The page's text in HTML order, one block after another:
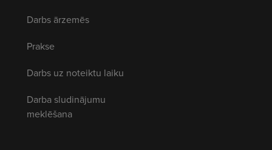
Darbs ārzemēs
Prakse
Darbs uz noteiktu laiku
Darba sludinājumu
meklēšana